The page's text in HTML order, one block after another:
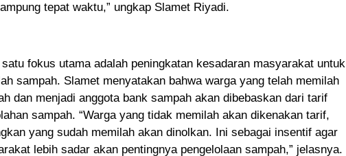
tepat waktu,” ungkap Slamet Riyadi.
satu fokus utama adalah peningkatan kesadaran masyarakat untuk
sampah. Slamet menyatakan bahwa warga yang telah memilah
dan menjadi anggota bank sampah akan dibebaskan dari tarif
sampah. “Warga yang tidak memilah akan dikenakan tarif,
yang sudah memilah akan dinolkan. Ini sebagai insentif agar
lebih sadar akan pentingnya pengelolaan sampah,” jelasnya.